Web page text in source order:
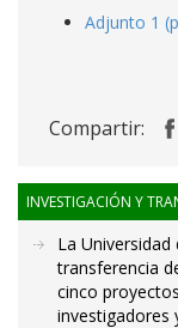
Adjunto 1
Compartir:
INVESTIGACIÓN Y
La
transferencia
cinco
investigadores